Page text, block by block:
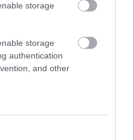
storage
storage
authentication
and other
The Good Place